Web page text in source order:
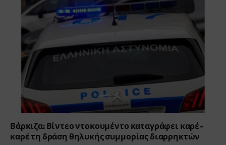
Βάρκιζα: Βίντεο ντοκουμέντο καταγράφει καρέ-
καρέ τη δράση θηλυκής συμμορίας διαρρηκτών